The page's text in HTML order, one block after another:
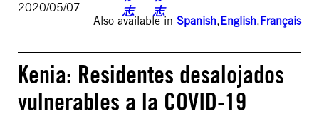
2020/05/07
Also available in Spanish,English,Français
Kenia: Residentes desalojados
vulnerables a la COVID-19